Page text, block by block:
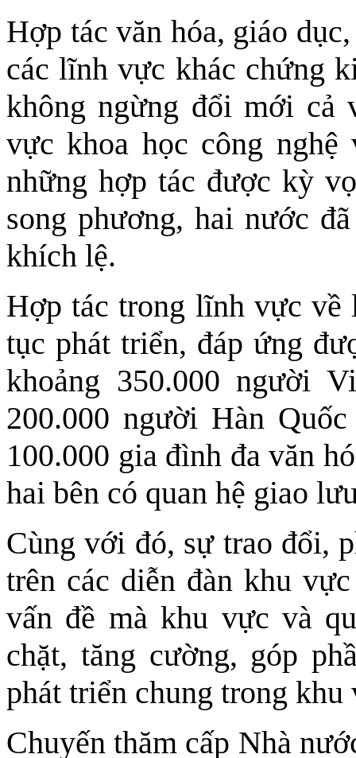
Hợp tác văn hóa, giáo
các lĩnh vực khác chứng
không ngừng đổi mới cả
vực khoa học công
những hợp tác được kỳ
song phương, hai nước
khích lệ.
Hợp tác trong lĩnh vực về
tục phát triển, đáp ứng
khoảng 350.000 người
200.000 người Hàn
100.000 gia đình đa văn
hai bên có quan hệ giao
Cùng với đó, sự trao đổi,
trên các diễn đàn khu
vấn đề mà khu vực và
chặt, tăng cường, góp
phát triển chung trong
Chuyến thăm cấp Nhà